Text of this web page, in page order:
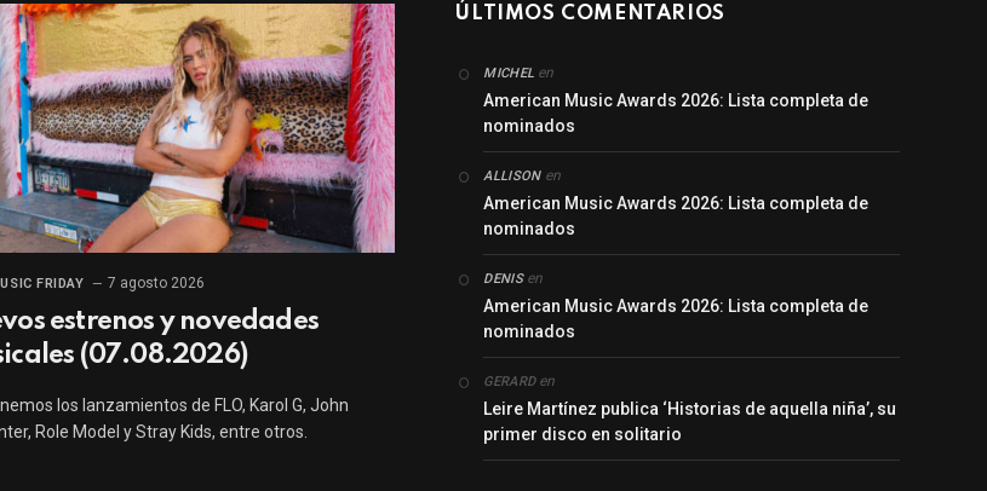
FRIDAY 7 agosto 2026
estrenos y novedades
(07.08.2026)
los lanzamientos de FLO, Karol G, John
Role Model y Stray Kids, entre otros.
ÚLTIMOS COMENTARIOS
MICHEL en
American Music Awards 2026: Lista completa de
nominados
ALLISONen
American Music Awards 2026: Lista completa de
nominados
DENISen
American Music Awards 2026: Lista completa de
nominados
GERARDen
Leire Martínez publica ‘Historias de aquella niña’, su
primer disco en solitario